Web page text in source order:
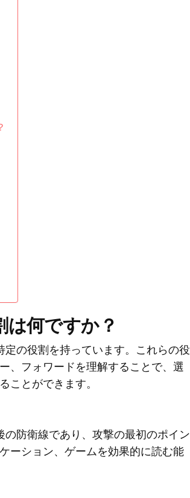
は何ですか？
の役割を持っています。これらの役
、フォワードを理解することで、選
ことができます。
防衛線であり、攻撃の最初のポイン
ーション、ゲームを効果的に読む能